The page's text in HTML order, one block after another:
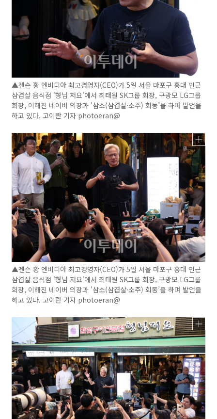
▲젠슨 황 엔비디아 최고경영자(CEO)가 5일 서울 마포구 홍대 인근
삼겹살 음식점 '형님 저요'에서 최태원 SK그룹 회장, 구광모 LG그룹
회장, 이해진 네이버 의장과 '삼소(삼겹살·소주) 회동’을 하며 발언을
하고 있다. 고이란 기자 photoeran@
▲젠슨 황 엔비디아 최고경영자(CEO)가 5일 서울 마포구 홍대 인근
삼겹살 음식점 '형님 저요'에서 최태원 SK그룹 회장, 구광모 LG그룹
회장, 이해진 네이버 의장과 '삼소(삼겹살·소주) 회동’을 하며 발언을
하고 있다. 고이란 기자 photoeran@